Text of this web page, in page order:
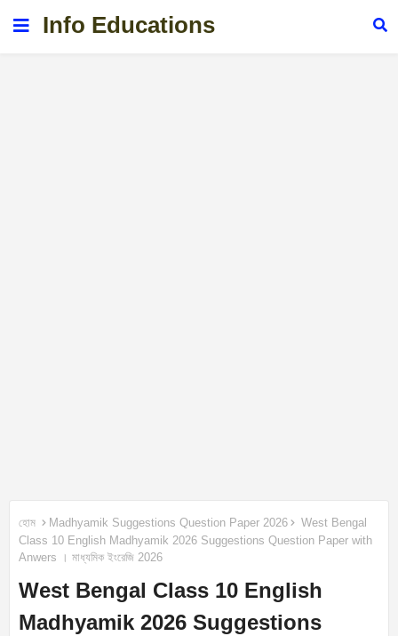
Info Educations
হোম Madhyamik Suggestions Question Paper 2026
West Bengal
Class 10 English Madhyamik 2026 Suggestions Question Paper with
Anwers । মাধ্যমিক ইংরেজি 2026
West Bengal Class 10 English
Madhyamik 2026 Suggestions